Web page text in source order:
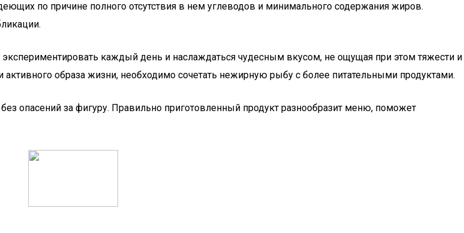
по причине полного отсутствия в нем углеводов и минимального содержания жиров.
каждый день и наслаждаться чудесным вкусом, не ощущая при этом тяжести и
образа жизни, необходимо сочетать нежирную рыбу с более питательными продуктами.
опасений за фигуру. Правильно приготовленный продукт разнообразит меню, поможет